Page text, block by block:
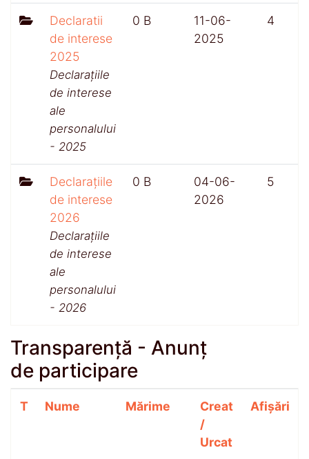
Declaratii
de interese
2025
Declarațiile
de interese
ale
personalului
- 2025
0 B
11-06-
2025
4
Declarațiile
de interese
2026
Declarațiile
de interese
ale
personalului
- 2026
0 B
04-06-
2026
5
Transparență - Anunț
de participare
T Nume Mărime
Creat
/
Urcat
Afișări